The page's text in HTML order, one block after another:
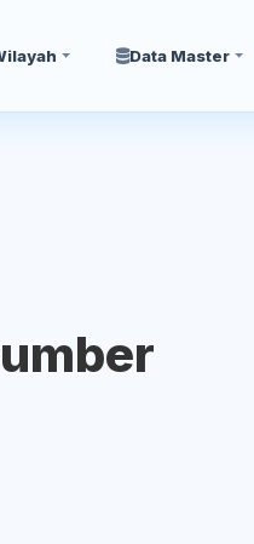
Data Master